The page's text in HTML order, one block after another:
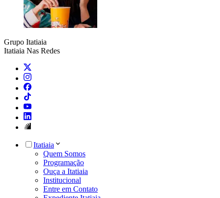
Grupo Itatiaia
Itatiaia Nas Redes
Itatiaia
Quem Somos
Programação
Ouça a Itatiaia
Institucional
Entre em Contato